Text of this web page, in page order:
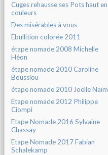
Cuges rehausse ses Pots haut en
couleurs
Des misérables à vous
Ebullition colorée 2011
étape nomade 2008 Michelle
Héon
étape nomade 2010 Caroline
Boussiou
étape nomade 2010 Joelle Naïm
Etape nomade 2012 Philippe
Ciompi
Etape Nomade 2016 Sylvaine
Chassay
Etape Nomade 2017 Fabian
Schalekamp